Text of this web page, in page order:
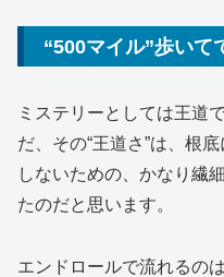
“500マイル”歩いて
ミステリーとしては王道
だ、その“王道さ”は、根
しないための、かなり繊
たのだと思います。
エンドロールで流れるのは